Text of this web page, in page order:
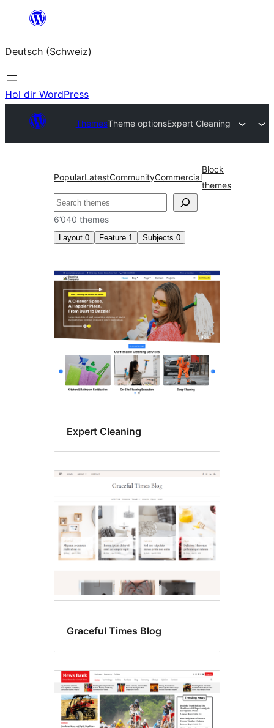
springen
Deutsch (Schweiz)
Hol dir WordPress
ThemesTheme optionsExpert Cleaning
PopularLatestCommunityCommercial
Block
themes
Suchen
6’040 themes
Layout 0 Feature 1 Subjects 0
Theme
options
Expert Cleaning
Graceful Times Blog